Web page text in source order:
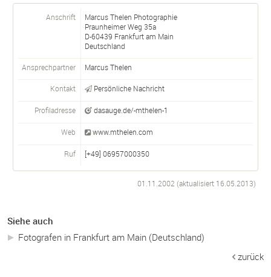
Anschrift
Marcus Thelen Photographie
Praunheimer Weg 35a
D-60439 Frankfurt am Main
Deutschland
Ansprechpartner Marcus Thelen
Kontakt Persönliche Nachricht
Profiladresse dasauge.de/-mthelen-1
Web www.mthelen.com
Ruf [+49] 06957000350
01.11.2002 (aktualisiert 16.05.2013)
Siehe auch
Fotografen in Frankfurt am Main (Deutschland)
zurück